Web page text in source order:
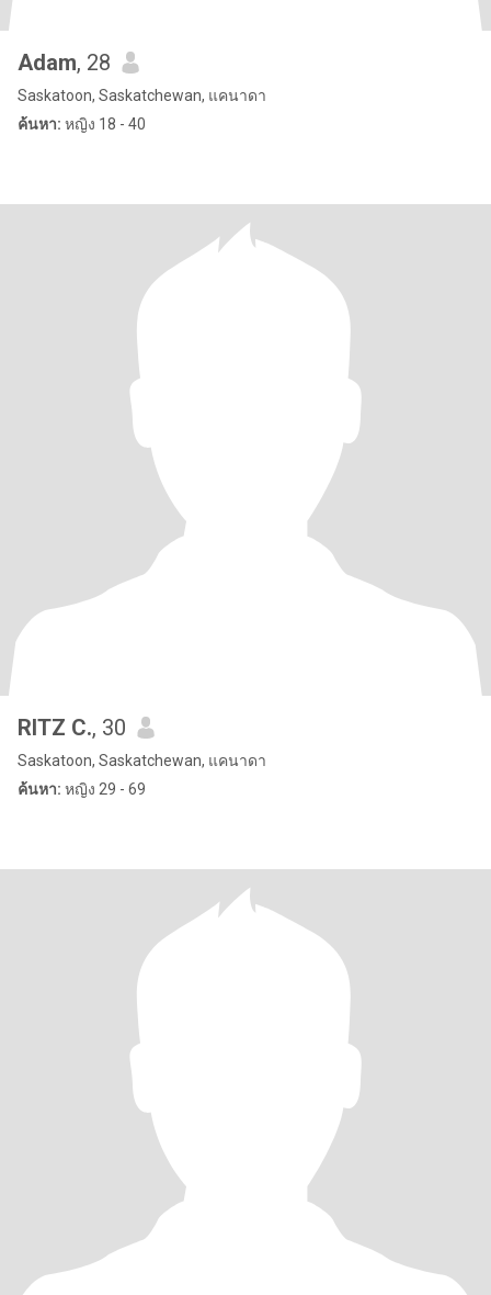
Adam, 28
Saskatoon, Saskatchewan, แคนาดา
ค้นหา: หญิง 18 - 40
RITZ C., 30
Saskatoon, Saskatchewan, แคนาดา
ค้นหา: หญิง 29 - 69